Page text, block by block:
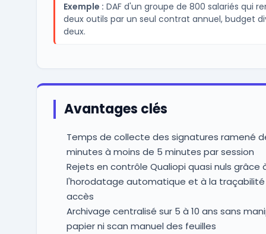
Exemple : DAF d'un groupe de 800 salariés qui
deux outils par un seul contrat annuel, budget
deux.
Avantages clés
Temps de collecte des signatures ramené
minutes à moins de 5 minutes par session
Rejets en contrôle Qualiopi quasi nuls grâce
l'horodatage automatique et à la
accès
Archivage centralisé sur 5 à 10 ans sans
papier ni scan manuel des feuilles